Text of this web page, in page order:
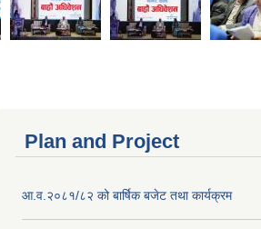
Plan and Project
आ.व.२०८१/८२ को बार्षिक बजेट तथा कार्यक्रम